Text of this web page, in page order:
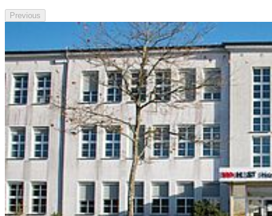
Previous